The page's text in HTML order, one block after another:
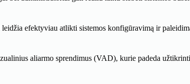
efektyviau atlikti sistemos konfigūravimą ir
aliarmo sprendimus (VAD), kurie padeda